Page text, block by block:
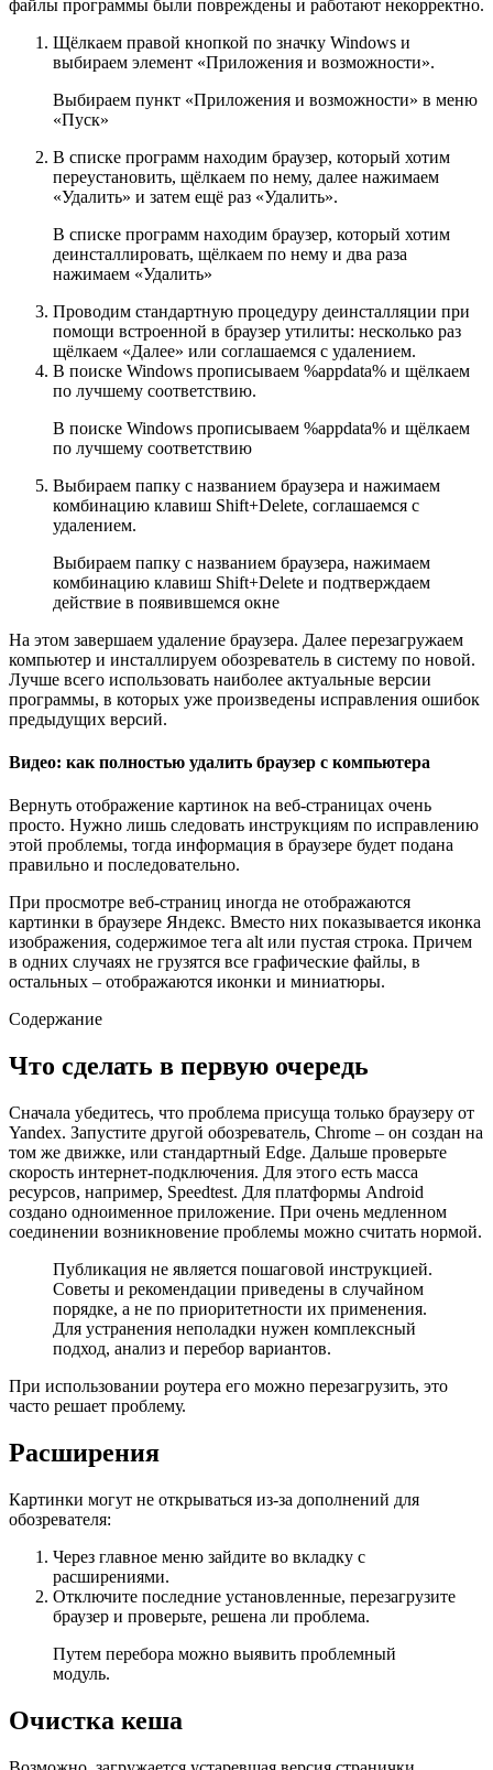
файлы программы были повреждены и работают некорректно.
Щёлкаем правой кнопкой по значку Windows и
выбираем элемент «Приложения и возможности».
Выбираем пункт «Приложения и возможности» в меню
«Пуск»
В списке программ находим браузер, который хотим
переустановить, щёлкаем по нему, далее нажимаем
«Удалить» и затем ещё раз «Удалить».
В списке программ находим браузер, который хотим
деинсталлировать, щёлкаем по нему и два раза
нажимаем «Удалить»
Проводим стандартную процедуру деинсталляции при
помощи встроенной в браузер утилиты: несколько раз
щёлкаем «Далее» или соглашаемся с удалением.
В поиске Windows прописываем %appdata% и щёлкаем
по лучшему соответствию.
В поиске Windows прописываем %appdata% и щёлкаем
по лучшему соответствию
Выбираем папку с названием браузера и нажимаем
комбинацию клавиш Shift+Delete, соглашаемся с
удалением.
Выбираем папку с названием браузера, нажимаем
комбинацию клавиш Shift+Delete и подтверждаем
действие в появившемся окне
На этом завершаем удаление браузера. Далее перезагружаем
компьютер и инсталлируем обозреватель в систему по новой.
Лучше всего использовать наиболее актуальные версии
программы, в которых уже произведены исправления ошибок
предыдущих версий.
Видео: как полностью удалить браузер с компьютера
Вернуть отображение картинок на веб-страницах очень
просто. Нужно лишь следовать инструкциям по исправлению
этой проблемы, тогда информация в браузере будет подана
правильно и последовательно.
При просмотре веб-страниц иногда не отображаются
картинки в браузере Яндекс. Вместо них показывается иконка
изображения, содержимое тега alt или пустая строка. Причем
в одних случаях не грузятся все графические файлы, в
остальных – отображаются иконки и миниатюры.
Содержание
Что сделать в первую очередь
Сначала убедитесь, что проблема присуща только браузеру от
Yandex. Запустите другой обозреватель, Chrome – он создан на
том же движке, или стандартный Edge. Дальше проверьте
скорость интернет-подключения. Для этого есть масса
ресурсов, например, Speedtest. Для платформы Android
создано одноименное приложение. При очень медленном
соединении возникновение проблемы можно считать нормой.
Публикация не является пошаговой инструкцией.
Советы и рекомендации приведены в случайном
порядке, а не по приоритетности их применения.
Для устранения неполадки нужен комплексный
подход, анализ и перебор вариантов.
При использовании роутера его можно перезагрузить, это
часто решает проблему.
Расширения
Картинки могут не открываться из-за дополнений для
обозревателя:
Через главное меню зайдите во вкладку с
расширениями.
Отключите последние установленные, перезагрузите
браузер и проверьте, решена ли проблема.
Путем перебора можно выявить проблемный
модуль.
Очистка кеша